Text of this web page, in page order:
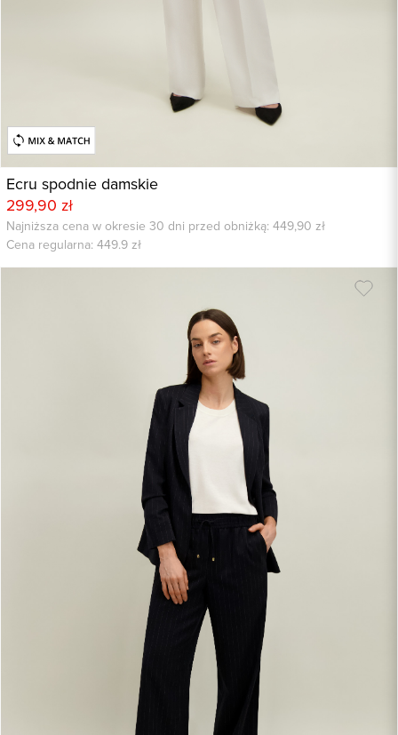
Ecru spodnie damskie
299,90 zł
Najniższa cena w okresie 30 dni przed obniżką: 449,90 zł
Cena regularna: 449.9zł